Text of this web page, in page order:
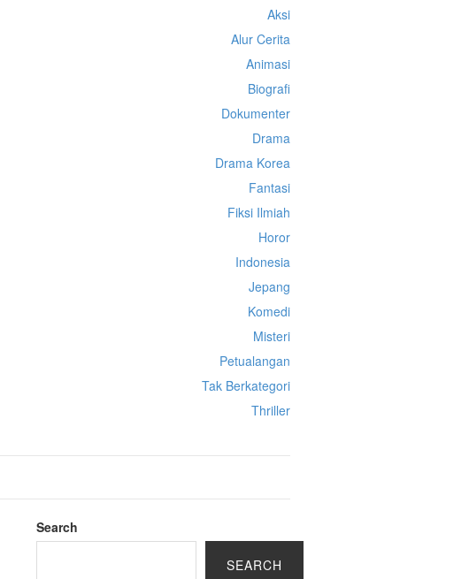
Aksi
Alur Cerita
Animasi
Biografi
Dokumenter
Drama
Drama Korea
Fantasi
Fiksi Ilmiah
Horor
Indonesia
Jepang
Komedi
Misteri
Petualangan
Tak Berkategori
Thriller
Search
SEARCH